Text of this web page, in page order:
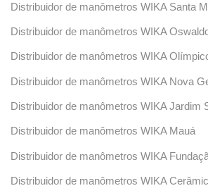
Distribuidor de manômetros WIKA Santa
Distribuidor de manômetros WIKA
Distribuidor de manômetros WIKA
Distribuidor de manômetros WIKA Nova
Distribuidor de manômetros WIKA Jardim
Distribuidor de manômetros WIKA Mauá
Distribuidor de manômetros WIKA
Distribuidor de manômetros WIKA